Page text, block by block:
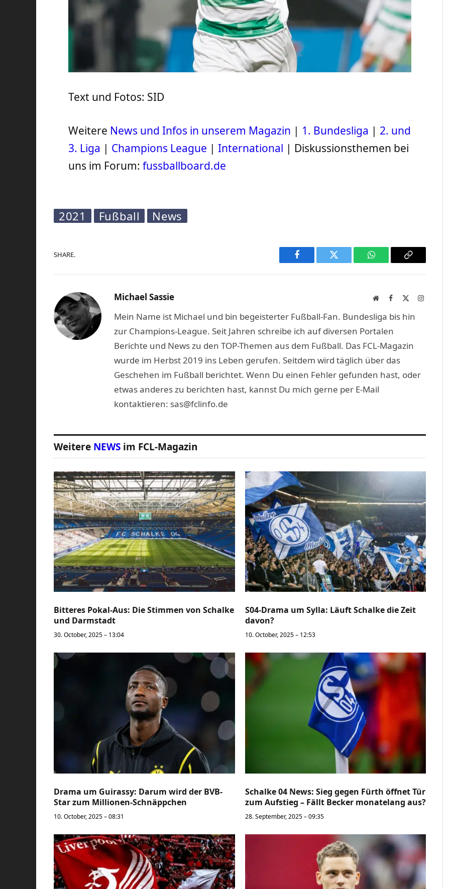
Text und Fotos: SID
Weitere News und Infos in unserem Magazin | 1. Bundesliga | 2. und
3. Liga | Champions League |International | Diskussionsthemen bei
uns im Forum:fussballboard.de
2021 Fußball News
SHARE.
Facebook Twitter WhatsAppCopy
Michael Sassie WebsiteFacebook
Mein Name ist Michael und bin begeisterter Fußball-Fan. Bundesliga bis hin
zur Champions-League. Seit Jahren schreibe ich auf diversen Portalen
Berichte und News zu den TOP-Themen aus dem Fußball. Das FCL-Magazin
wurde im Herbst 2019 ins Leben gerufen. Seitdem wird täglich über das
Geschehen im Fußball berichtet. Wenn Du einen Fehler gefunden hast, oder
etwas anderes zu berichten hast, kannst Du mich gerne per E-Mail
kontaktieren: sas@fclinfo.de
Weitere NEWS im FCL-Magazin
Bitteres Pokal-Aus: Die Stimmen von Schalke
und Darmstadt
30. October, 2025 – 13:04
S04-Drama um Sylla: Läuft Schalke die Zeit
davon?
10. October, 2025 – 12:53
Drama um Guirassy: Darum wird der BVB-
Star zum Millionen-Schnäppchen
10. October, 2025 – 08:31
Schalke 04 News: Sieg gegen Fürth öffnet Tür
zum Aufstieg – Fällt Becker monatelang aus?
28. September, 2025 – 09:35